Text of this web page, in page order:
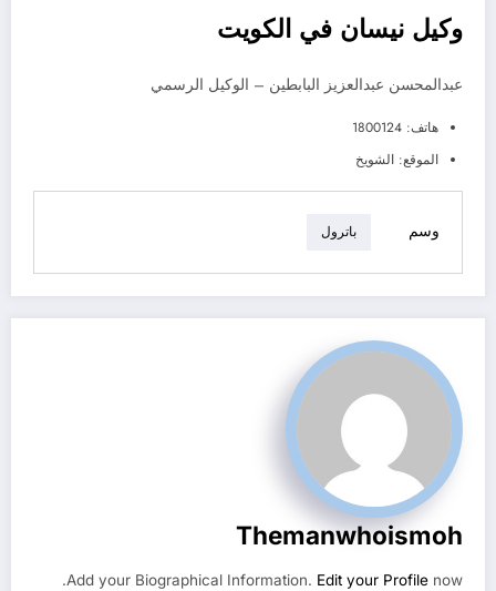
وكيل نيسان في الكويت
عبدالمحسن عبدالعزيز البابطين – الوكيل الرسمي
هاتف: 1800124
الموقع: الشويخ
وسم باترول
Themanwhoismoh
Add your Biographical Information. Edit your Profile now.